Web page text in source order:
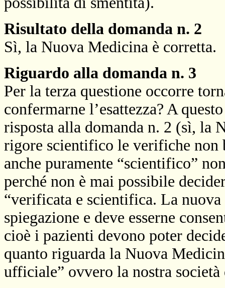
Risultato della domanda n. 2
Sì, la Nuova Medicina è corretta.
Riguardo alla domanda n. 3
Per la terza questione occorre
confermarne l’esattezza? A
risposta alla domanda n. 2 (sì, la
rigore scientifico le verifiche non
anche puramente “scientifico”
perché non è mai possibile
“verificata e scientifica. La nuova
spiegazione e deve esserne
cioè i pazienti devono poter
quanto riguarda la Nuova
ufficiale” ovvero la nostra